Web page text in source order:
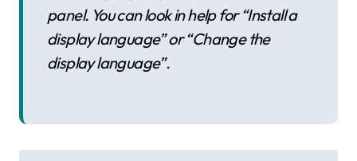
panel. You can look in help for “Install a
display language” or “Change the
display language”.